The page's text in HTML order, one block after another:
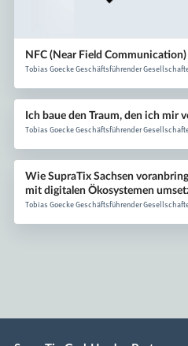
NFC (Near Field
Tobias Goecke Geschäftsführender
Ich baue den Traum, den ich mir
Tobias Goecke Geschäftsführender
Wie SupraTix Sachsen
mit digitalen Ökosystemen
Tobias Goecke Geschäftsführender